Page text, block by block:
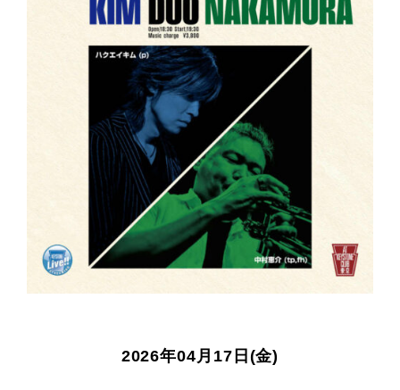
2026年04月17日(金)